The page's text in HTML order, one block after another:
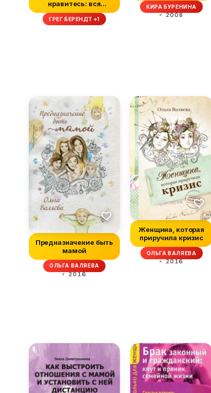
нравитесь: вся
правда о мужчинах
ГРЕГ БЕРЕНДТ +1
КИРА БУРЕНИНА
2008
Предназначение быть
мамой
ОЛЬГА ВАЛЯЕВА
2016
Женщина, которая
приручила кризис
ОЛЬГА ВАЛЯЕВА
2016